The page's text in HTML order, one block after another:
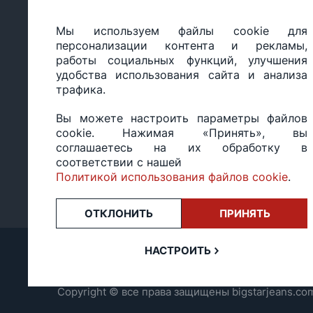
ООО «БИГ СТАР», УНП 490986593
Юридический адрес: 220035, Республика Беларусь,
ул.Тимирязева 65Б, оф.1107Б
Свидетельство о государственной регистрации:
14.03.2017.
Регистрация в Торговом реестре: №494648 от
Заказы, оформленные в рабочий день после 18:00, а
или праздники, обрабатываются на следующий
Оценка 4,4★★★★★на основе 13 отзывов.
Copyright © все права защищены
Мы используем файлы cookie для
персонализации контента и рекламы,
работы социальных функций, улучшения
удобства использования сайта и анализа
трафика.
Вы можете настроить параметры файлов
cookie. Нажимая «Принять», вы
соглашаетесь на их обработку в
соответствии с нашей
Политикой использования файлов cookie.
ОТКЛОНИТЬ ПРИНЯТЬ
НАСТРОИТЬ